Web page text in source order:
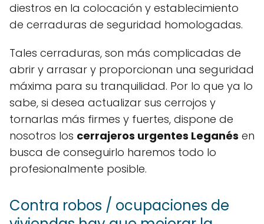
diestros en la colocación y establecimiento
de cerraduras de seguridad homologadas.
Tales cerraduras, son más complicadas de
abrir y arrasar y proporcionan una seguridad
máxima para su tranquilidad. Por lo que ya lo
sabe, si desea actualizar sus cerrojos y
tornarlas más firmes y fuertes, dispone de
nosotros los cerrajeros urgentes Leganés en
busca de conseguirlo haremos todo lo
profesionalmente posible.
Contra robos / ocupaciones de